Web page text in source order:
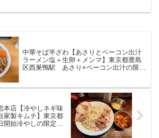
中華そば半ざわ【あさりとベーコン出汁
ラーメン塩＋生卵＋メンマ】東京都豊島
区西巣鴨駅 あさり×ベーコン出汁の限定
本店【冷やしネギ味
家製キムチ】東京都
始冷やしの限定メ